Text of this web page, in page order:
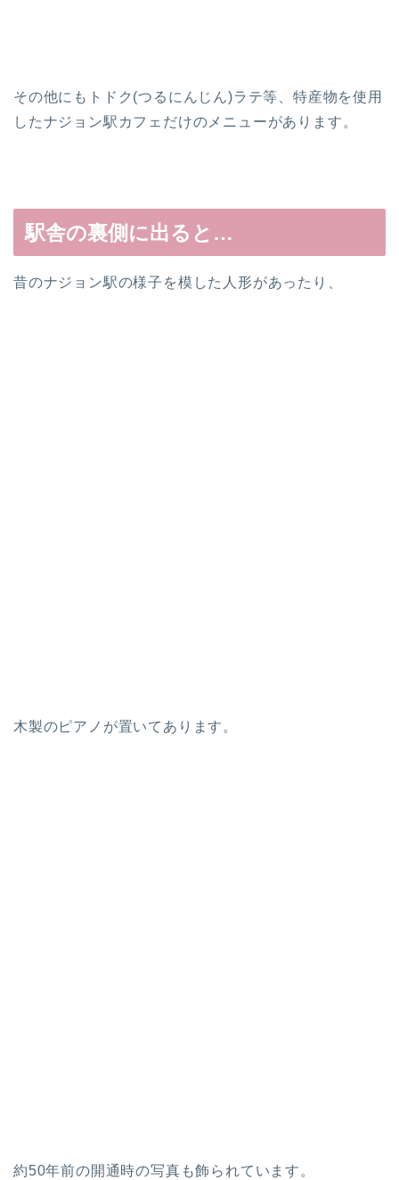
その他にもトドク(つるにんじん)ラテ等、特産物を使用
したナジョン駅カフェだけのメニューがあります。
駅舎の裏側に出ると…
昔のナジョン駅の様子を模した人形があったり、
木製のピアノが置いてあります。
約50年前の開通時の写真も飾られています。